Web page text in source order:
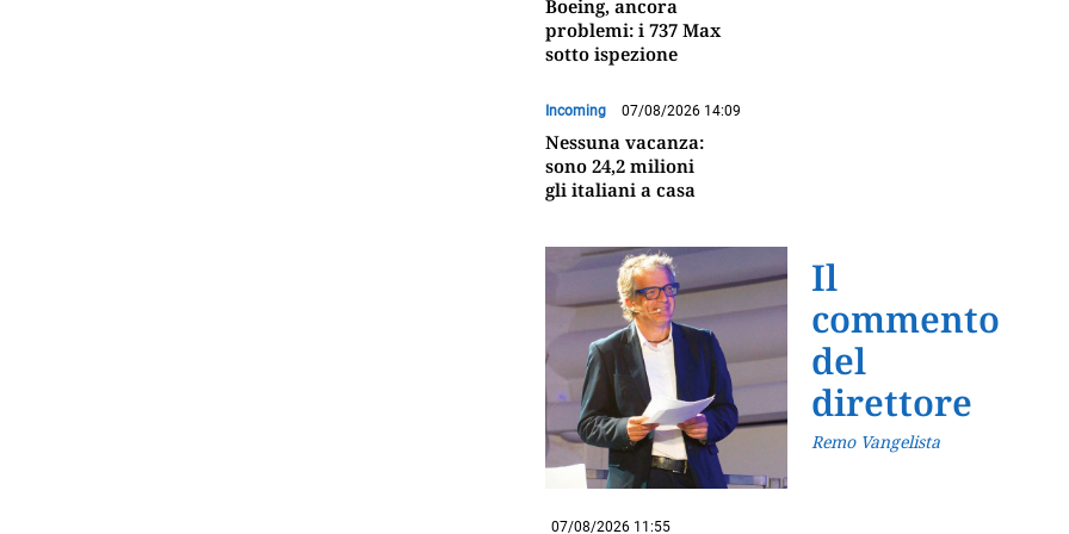
Boeing, ancora
problemi: i 737 Max
sotto ispezione
Incoming 07/08/2026 14:09
Nessuna vacanza:
sono 24,2 milioni
gli italiani a casa
Il
commento
del
direttore
Remo Vangelista
07/08/2026 11:55